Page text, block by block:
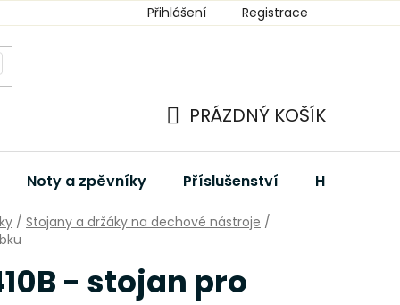
Přihlášení Registrace
KOŠÍK
PRÁZDNÝ KOŠÍK
Noty a zpěvníky Příslušenství Hudební
/ Stojany a držáky na dechové nástroje /
- stojan pro